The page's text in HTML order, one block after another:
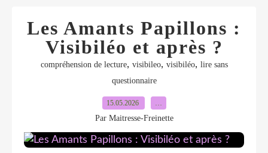
Les Amants Papillons :
Visibiléo et après ?
compréhension de lecture, visibileo, visibiléo, lire sans
questionnaire
15.05.2026 …
Par Maitresse-Freinette